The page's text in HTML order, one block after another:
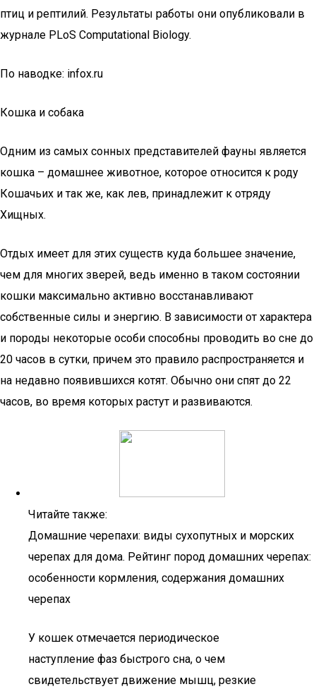
птиц и рептилий. Результаты работы они опубликовали в
журнале PLoS Computational Biology.
По наводке: infox.ru
Кошка и собака
Одним из самых сонных представителей фауны является
кошка – домашнее животное, которое относится к роду
Кошачьих и так же, как лев, принадлежит к отряду
Хищных.
Отдых имеет для этих существ куда большее значение,
чем для многих зверей, ведь именно в таком состоянии
кошки максимально активно восстанавливают
собственные силы и энергию. В зависимости от характера
и породы некоторые особи способны проводить во сне до
20 часов в сутки, причем это правило распространяется и
на недавно появившихся котят. Обычно они спят до 22
часов, во время которых растут и развиваются.
Читайте также:
Домашние черепахи: виды сухопутных и морских
черепах для дома. Рейтинг пород домашних черепах:
особенности кормления, содержания домашних
черепах
У кошек отмечается периодическое
наступление фаз быстрого сна, о чем
свидетельствует движение мышц, резкие